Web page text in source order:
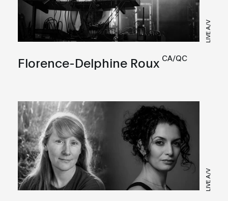
LIVE A/V
Florence-Delphine Roux CA/QC
LIVE A/V